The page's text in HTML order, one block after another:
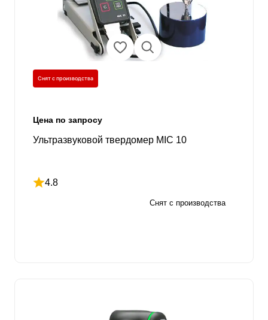
Снят с производства
Цена по запросу
Ультразвуковой твердомер MIC 10
4.8
Рейтинг 4.8 из 5
Снят с производства